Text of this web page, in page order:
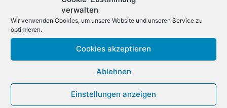
verwalten
Wir verwenden Cookies, um unsere Website und unseren Service zu
optimieren.
Cookies akzeptieren
Ablehnen
Einstellungen anzeigen
für souveräne AWS-Cloud
auf